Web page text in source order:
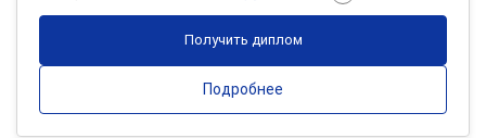
Получить диплом
Подробнее